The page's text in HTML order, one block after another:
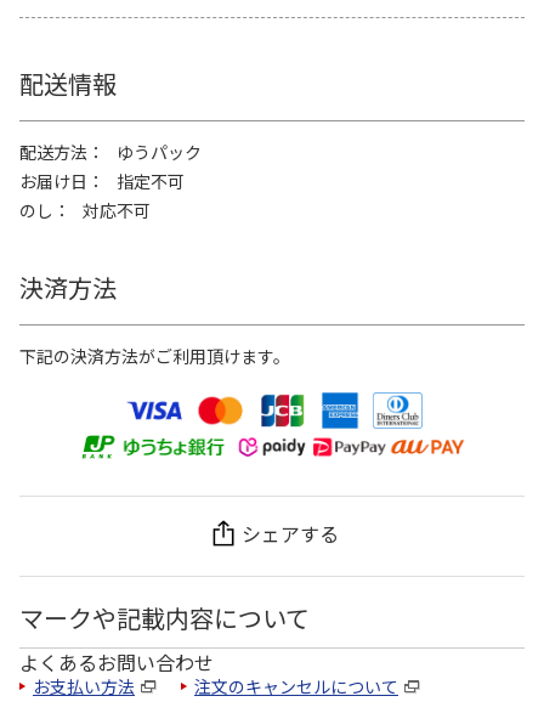
配送情報
配送方法
ゆうパック
お届け日
指定不可
のし
対応不可
決済方法
下記の決済方法がご利用頂けます。
シェアする
マークや記載内容について
よくあるお問い合わせ
お支払い方法 注文のキャンセルについて